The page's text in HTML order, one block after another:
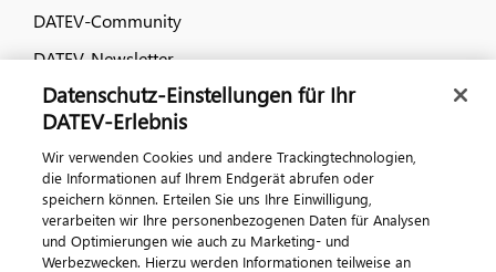
DATEV-Community
DATEV-Newsletter
Kontaktieren Sie uns
Datenschutz-Einstellungen für Ihr
DATEV-Erlebnis
Wir verwenden Cookies und andere Trackingtechnologien,
die Informationen auf Ihrem Endgerät abrufen oder
speichern können. Erteilen Sie uns Ihre Einwilligung,
verarbeiten wir Ihre personenbezogenen Daten für Analysen
und Optimierungen wie auch zu Marketing- und
Werbezwecken. Hierzu werden Informationen teilweise an